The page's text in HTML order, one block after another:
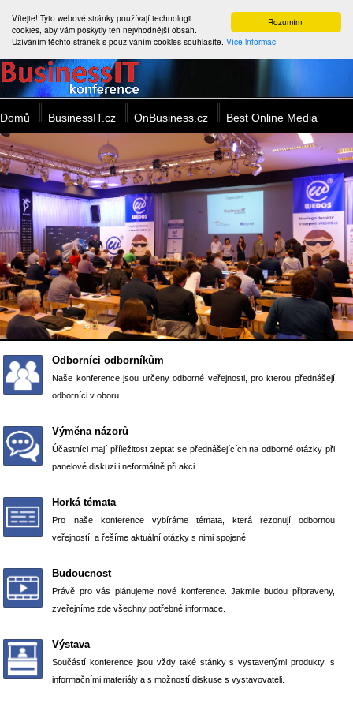
Rozumím!
Vítejte! Tyto webové stránky používají technologii
cookies, aby vám poskytly ten nejvhodnější obsah.
Užíváním těchto stránek s používáním cookies souhlasíte. Více informací
Domů BusinessIT.cz OnBusiness.cz Best Online Media
Odborníci odborníkům
Naše konference jsou určeny odborné veřejnosti, pro kterou přednášejí
odbor­níci v oboru.
Výměna názorů
Účastníci mají příležitost zeptat se přednášejících na odborné otáz­ky při
panelové diskuzi i neformálně při akci.
Horká témata
Pro naše konference vybíráme témata, která rezonují odbornou
veřejností, a ře­šíme aktuální otázky s nimi spojené.
Budoucnost
Právě pro vás plánujeme nové konference. Jakmile budou připraveny,
zveřejníme zde všechny potřebné informace.
Výstava
Součástí konference jsou vždy také stánky s vystavenými produkty, s
informačními materiály a s možností diskuse s vystavovateli.